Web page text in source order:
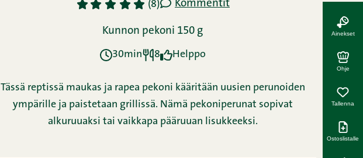
1 2 3 4 5 (8) Kommentit
Kunnon pekoni 150 g
30min 8 Helppo
Tässä reptissä maukas ja rapea pekoni kääritään uusien perunoiden
ympärille ja paistetaan grillissä. Nämä pekoniperunat sopivat
alkuruuaksi tai vaikkapa pääruuan lisukkeeksi.
Ainekset
Ohje
Tallenna
Ostoslistalle